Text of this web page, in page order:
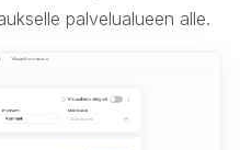
palvelualueen alle.